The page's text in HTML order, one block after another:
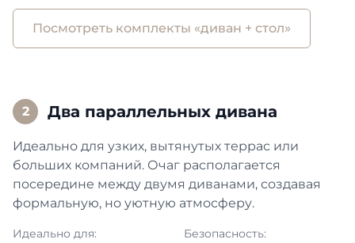
Посмотреть комплекты «диван + стол»
2 Два параллельных дивана
Идеально для узких, вытянутых террас или
больших компаний. Очаг располагается
посередине между двумя диванами, создавая
формальную, но уютную атмосферу.
Идеально для:
Безопасность: